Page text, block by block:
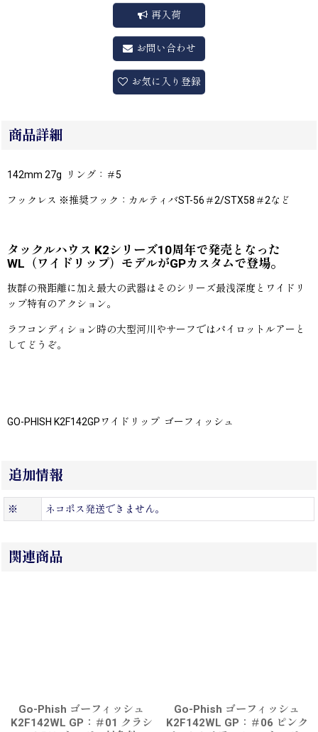
再入荷
お問い合わせ
お気に入り登録
商品詳細
142mm 27g リング：＃5
フックレス ※推奨フック：カルティバST-56＃2/STX58＃2など
タックルハウス K2シリーズ10周年で発売となった
WL（ワイドリップ）モデルがGPカスタムで登場。
抜群の飛距離に加え最大の武器はそのシリーズ最浅深度とワイドリ
ップ特有のアクション。
ラフコンディション時の大型河川やサーフではパイロットルアーと
してどうぞ。
GO-PHISH K2F142GPワイドリップ ゴーフィッシュ
追加情報
※ ネコポス発送できません。
関連商品
Go-Phish ゴーフィッシュ
K2F142WL GP：＃01 クラシ
Go-Phish ゴーフィッシュ
K2F142WL GP：＃06 ピンク